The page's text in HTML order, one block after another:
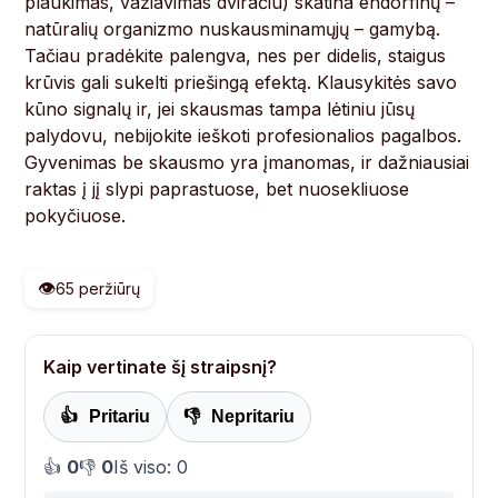
natūralių organizmo nuskausminamųjų – gamybą.
Tačiau pradėkite palengva, nes per didelis, staigus
krūvis gali sukelti priešingą efektą. Klausykitės savo
kūno signalų ir, jei skausmas tampa lėtiniu jūsų
palydovu, nebijokite ieškoti profesionalios pagalbos.
Gyvenimas be skausmo yra įmanomas, ir dažniausiai
raktas į jį slypi paprastuose, bet nuosekliuose
pokyčiuose.
👁️65 peržiūrų
Kaip vertinate šį straipsnį?
👍 Pritariu 👎 Nepritariu
👍 0👎 0Iš viso: 0